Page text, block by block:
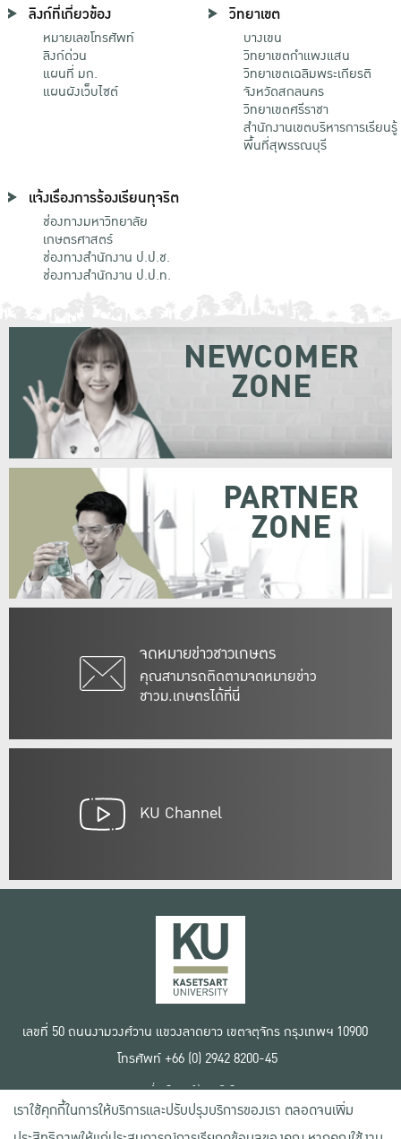
ลิงก์ที่เกี่ยวข้อง
หมายเลขโทรศัพท์
ลิงก์ด่วน
แผนที่ มก.
แผนผังเว็บไซต์
วิทยาเขต
บางเขน
วิทยาเขตกําแพงแสน
วิทยาเขตเฉลิมพระเกียรติ
จังหวัดสกลนคร
วิทยาเขตศรีราชา
สำนักงานเขตบริหารการเรียนรู้
พื้นที่สุพรรณบุรี
แจ้งเรื่องการร้องเรียนทุจริต
ช่องทางมหาวิทยาลัย
เกษตรศาสตร์
ช่องทางสำนักงาน ป.ป.ช.
ช่องทางสำนักงาน ป.ป.ท.
จดหมายข่าวชาวเกษตร
คุณสามารถติดตามจดหมายข่าว
ชาวม.เกษตรได้ที่นี่
NEWCOMER
ZONE
PARTNER
ZONE
KU Channel
เลขที่ 50 ถนนงามวงศ์วาน แขวงลาดยาว เขตจตุจักร กรุงเทพฯ 10900
โทรศัพท์ +66 (0) 2942 8200-45
เงื่อนไขการใช้งานเว็บไซต์
ข้อตกลงด้านสิทธิ์ใช้งาน
นโยบายความเป็นส่วนตัว
เราใช้คุกกี้ในการให้บริการและปรับปรุงบริการของเรา ตลอดจนเพิ่ม